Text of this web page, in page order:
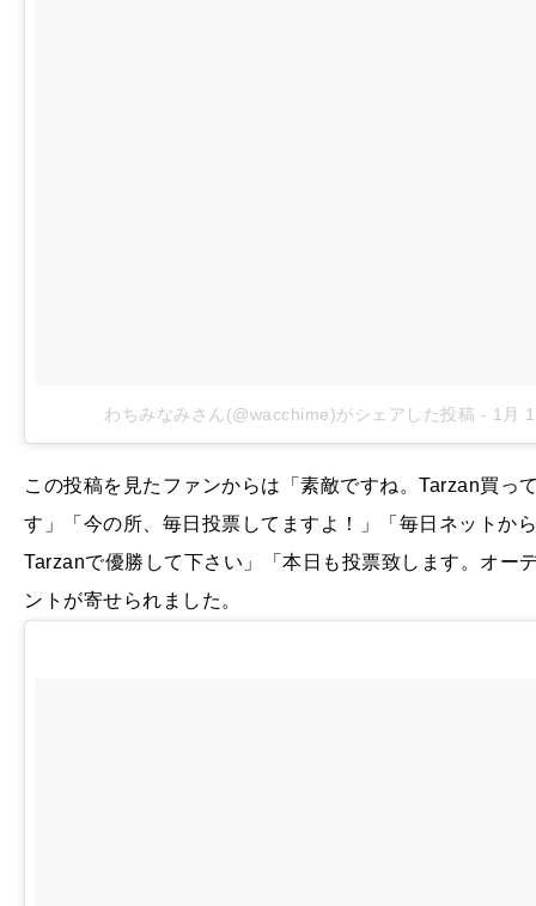
わちみなみさん(@wacchime)がシェアした投稿 - 1月
この投稿を見たファンからは「素敵ですね。Tarzan買っ
す」「今の所、毎日投票してますよ！」「毎日ネットか
Tarzanで優勝して下さい」「本日も投票致します。オー
ントが寄せられました。